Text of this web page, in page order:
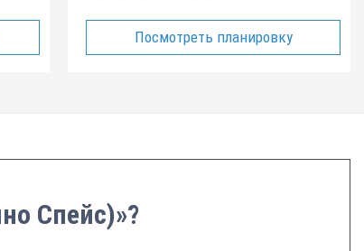
Посмотреть планировку
Спейс)»?